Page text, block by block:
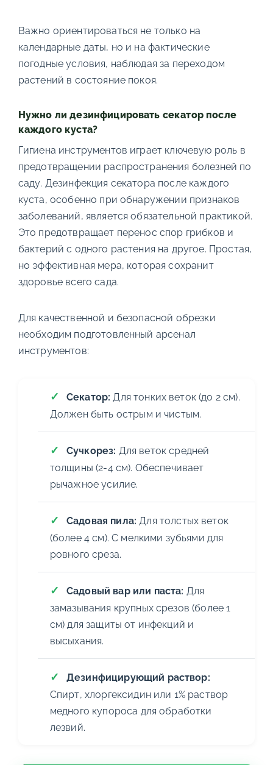
Важно ориентироваться не только на
календарные даты, но и на фактические
погодные условия, наблюдая за переходом
растений в состояние покоя.
Нужно ли дезинфицировать секатор после
каждого куста?
Гигиена инструментов играет ключевую роль в
предотвращении распространения болезней по
саду. Дезинфекция секатора после каждого
куста, особенно при обнаружении признаков
заболеваний, является обязательной практикой.
Это предотвращает перенос спор грибков и
бактерий с одного растения на другое. Простая,
но эффективная мера, которая сохранит
здоровье всего сада.
Для качественной и безопасной обрезки
необходим подготовленный арсенал
инструментов:
Секатор: Для тонких веток (до 2 см).
Должен быть острым и чистым.
Сучкорез: Для веток средней
толщины (2-4 см). Обеспечивает
рычажное усилие.
Садовая пила: Для толстых веток
(более 4 см). С мелкими зубьями для
ровного среза.
Садовый вар или паста: Для
замазывания крупных срезов (более 1
см) для защиты от инфекций и
высыхания.
Дезинфицирующий раствор:
Спирт, хлоргексидин или 1% раствор
медного купороса для обработки
лезвий.